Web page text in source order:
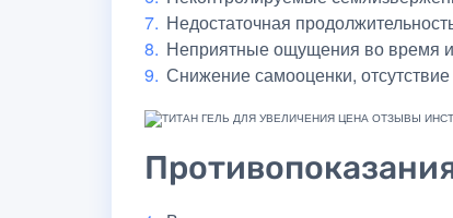
Недостаточная
Неприятные ощущения во время
Снижение самооценки,